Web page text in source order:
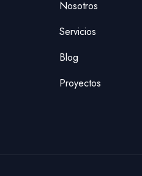
Nosotros
Servicios
Blog
Proyectos